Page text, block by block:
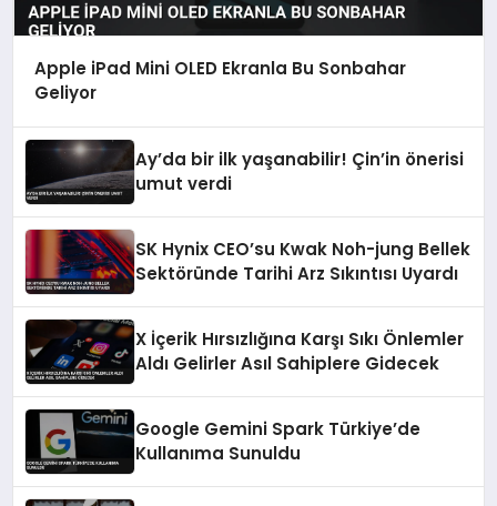
Apple iPad Mini OLED Ekranla Bu Sonbahar
Geliyor
Ay’da bir ilk yaşanabilir! Çin’in önerisi
umut verdi
SK Hynix CEO’su Kwak Noh-jung Bellek
Sektöründe Tarihi Arz Sıkıntısı Uyardı
X İçerik Hırsızlığına Karşı Sıkı Önlemler
Aldı Gelirler Asıl Sahiplere Gidecek
Google Gemini Spark Türkiye’de
Kullanıma Sunuldu